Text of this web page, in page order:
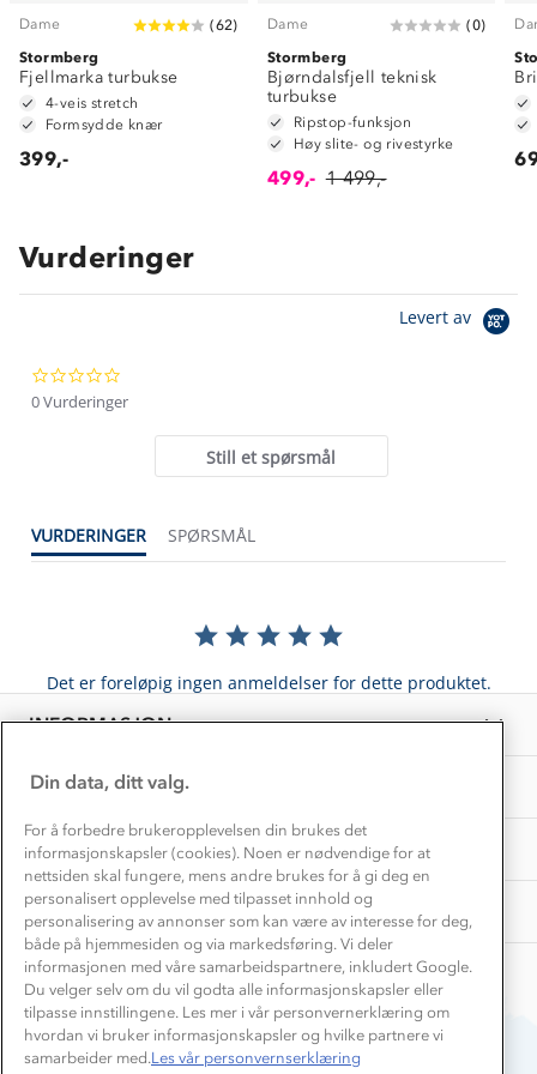
Dame (62)
Stormberg
Fjellmarka turbukse
4-veis stretch
Formsydde knær
399,-
Dame (0)
Stormberg
Bjørndalsfjell teknisk
turbukse
Ripstop-funksjon
Høy slite- og rivestyrke
499,- 1 499,-
Vurderinger
Levert av
star
0 Vurderinger
Still et spørsmål
VURDERINGER SPØRSMÅL
Det er foreløpig ingen anmeldelser for dette produktet.
INFORMASJON
Kundeservice
Kundeklubb
Bedrift, barnehage og SFO
Presse
OM OSS
Klima og miljø
1% til samfunnet
Samarbeide med oss?
TIPS OG RÅD
Trelagsprinsippet barn
Alt du trenger til Norgesferien
Gravidklær
Vask og vedlikehold
EL-retur
Store størrelser
Turmat oppskrifter
Beredskap
AKTIVITETER
Få turinspirasjon og tips her⛰
Overnatte utendørs⛺
Leirskole 🥾
Barnehageansatt
Tips til hyttetur
Din data, ditt valg.
For å forbedre brukeropplevelsen din brukes det
informasjonskapsler (cookies). Noen er nødvendige for at
nettsiden skal fungere, mens andre brukes for å gi deg en
personalisert opplevelse med tilpasset innhold og
personalisering av annonser som kan være av interesse for deg,
både på hjemmesiden og via markedsføring. Vi deler
informasjonen med våre samarbeidspartnere, inkludert Google.
Du velger selv om du vil godta alle informasjonskapsler eller
tilpasse innstillingene. Les mer i vår personvernerklæring om
hvordan vi bruker informasjonskapsler og hvilke partnere vi
samarbeider med.Les vår personvernserklæring